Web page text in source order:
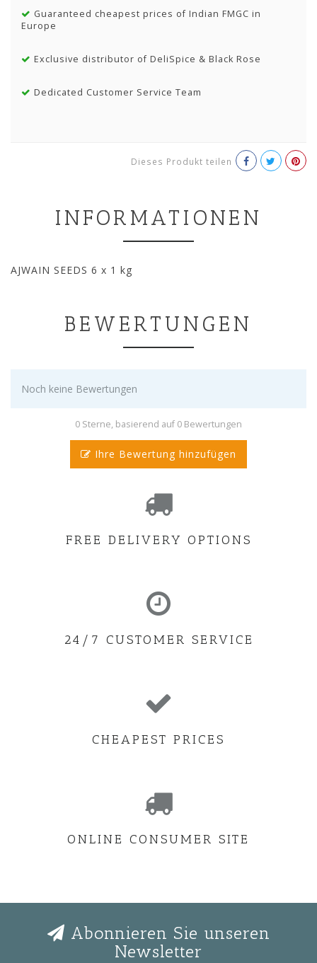
Guaranteed cheapest prices of Indian FMGC in
Europe
Exclusive distributor of DeliSpice & Black Rose
Dedicated Customer Service Team
Dieses Produkt teilen
INFORMATIONEN
AJWAIN SEEDS 6 x 1 kg
BEWERTUNGEN
Noch keine Bewertungen
0 Sterne, basierend auf 0 Bewertungen
Ihre Bewertung hinzufügen
FREE DELIVERY OPTIONS
24/7 CUSTOMER SERVICE
CHEAPEST PRICES
ONLINE CONSUMER SITE
Abonnieren Sie unseren
Newsletter